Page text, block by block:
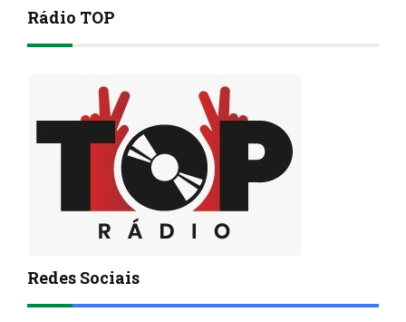
Rádio TOP
Redes Sociais